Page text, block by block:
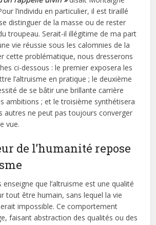
l’individu en particulier, il est tiraillé
distinguer de la masse ou de rester
troupeau. Serait-il illégitime de ma part
vie réussie sous les calomnies de la
cette problématique, nous dresserons
ci-dessous : le premier exposera les
l’altruisme en pratique ; le deuxième
de se bâtir une brillante carrière
ambitions ; et le troisième synthétisera
autres ne peut pas toujours converger
vue.
de l’humanité repose
enseigne que l’altruisme est une qualité
tout être humain, sans lequel la vie
impossible. Ce comportement
faisant abstraction des qualités ou des